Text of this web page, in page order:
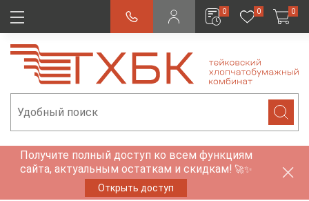
0 0 0
Получите полный доступ ко всем функциям
сайта, актуальным остаткам и скидкам! 🚀✨
Открыть доступ